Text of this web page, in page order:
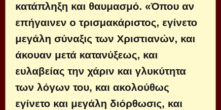
κατάπληξη και θαυμασμό. «Όπου αν
επήγαινεν ο τρισμακάριστος, εγίνετο
μεγάλη σύναξις των Χριστιανών, και
άκουαν μετά κατανύξεως, και
ευλαβείας την χάριν και γλυκύτητα
των λόγων του, και ακολούθως
εγίνετο και μεγάλη διόρθωσις, και